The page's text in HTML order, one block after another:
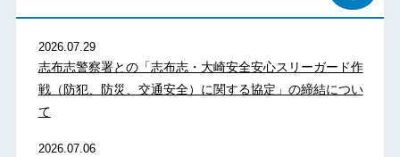
2026.07.29
志布志警察署との「志布志・大崎安全安心スリーガード作
戦（防犯、防災、交通安全）に関する協定」の締結につい
て
2026.07.06